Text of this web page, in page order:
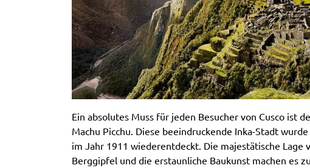
Ein absolutes Muss für jeden Besucher von Cusco ist
Machu Picchu. Diese beeindruckende Inka-Stadt
im Jahr 1911 wiederentdeckt. Die majestätische Lage
Berggipfel und die erstaunliche Baukunst machen es